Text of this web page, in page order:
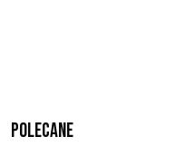
Polecane